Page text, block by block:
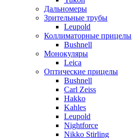
Дальномеры
Зрительные трубы
Leupold
Коллиматорные прицелы
Bushnell
Монокуляры
Leica
Оптические прицелы
Bushnell
Carl Zeiss
Hakko
Kahles
Leupold
Nightforce
Nikko Stirling